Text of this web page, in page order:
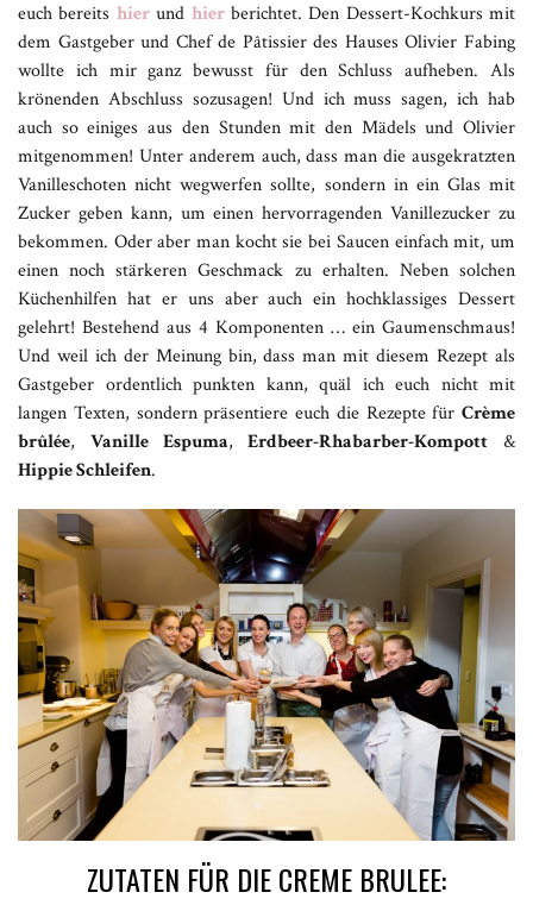
euch bereits hierund hierberichtet. Den Dessert-Kochkurs mit
dem Gastgeber und Chef de Pâtissier des Hauses Olivier Fabing
wollte ich mir ganz bewusst für den Schluss aufheben. Als
krönenden Abschluss sozusagen! Und ich muss sagen, ich hab
auch so einiges aus den Stunden mit den Mädels und Olivier
mitgenommen! Unter anderem auch, dass man die ausgekratzten
Vanilleschoten nicht wegwerfen sollte, sondern in ein Glas mit
Zucker geben kann, um einen hervorragenden Vanillezucker zu
bekommen. Oder aber man kocht sie bei Saucen einfach mit, um
einen noch stärkeren Geschmack zu erhalten. Neben solchen
Küchenhilfen hat er uns aber auch ein hochklassiges Dessert
gelehrt! Bestehend aus 4 Komponenten … ein Gaumenschmaus!
Und weil ich der Meinung bin, dass man mit diesem Rezept als
Gastgeber ordentlich punkten kann, quäl ich euch nicht mit
langen Texten, sondern präsentiere euch die Rezepte für Crème
brûlée, Vanille Espuma,Erdbeer-Rhabarber-Kompott &
Hippie Schleifen.
ZUTATEN FÜR DIE CREME BRULEE: